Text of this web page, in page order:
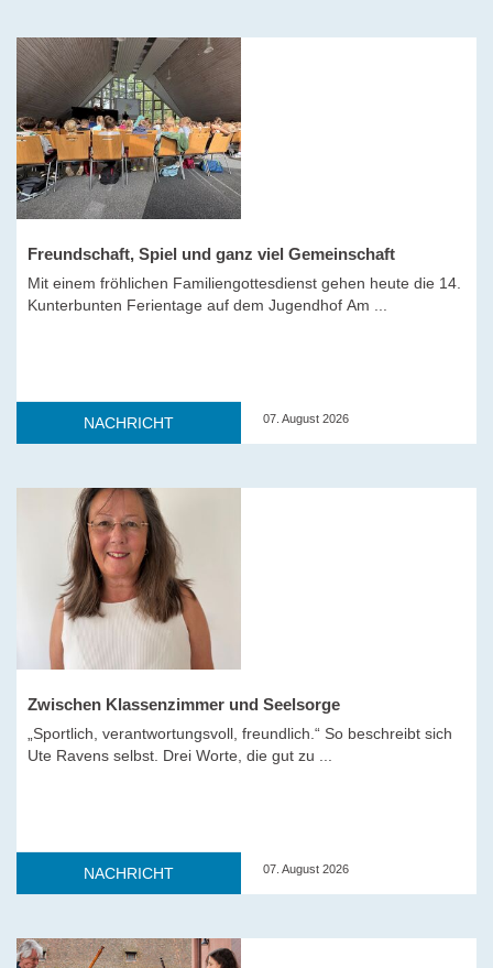
Freundschaft, Spiel und ganz viel Gemeinschaft
Mit einem fröhlichen Familiengottesdienst gehen heute die 14.
Kunterbunten Ferientage auf dem Jugendhof Am ...
NACHRICHT 07. August 2026
Zwischen Klassenzimmer und Seelsorge
„Sportlich, verantwortungsvoll, freundlich.“ So beschreibt sich
Ute Ravens selbst. Drei Worte, die gut zu ...
NACHRICHT 07. August 2026